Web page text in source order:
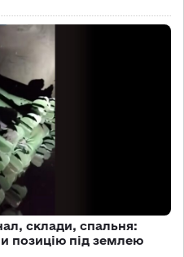
склади, спальня:
позицію під землею